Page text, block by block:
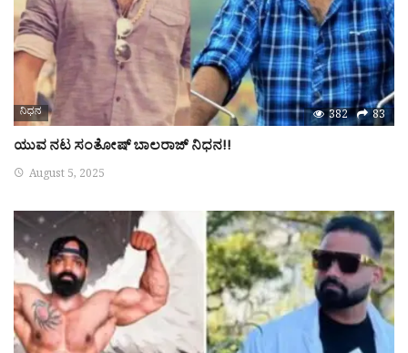
ನಿಧನ 382 83
ಯುವ ನಟ ಸಂತೋಷ್ ಬಾಲರಾಜ್ ನಿಧನ!!
August 5, 2025